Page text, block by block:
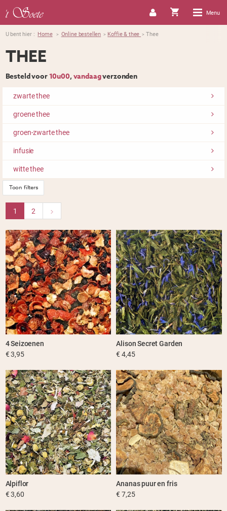
Menu
U bent hier : Home > Online bestellen > Koffie & thee > Thee
THEE
Besteld voor10u00,vandaagverzonden
zwarte thee
groene thee
groen-zwarte thee
infusie
witte thee
Toon filters
1 2
4 Seizoenen
€ 3,95
Alison Secret Garden
€ 4,45
Alpiflor
€ 3,60
Ananas puur en fris
€ 7,25